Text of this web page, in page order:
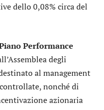
dello 0,08% circa del
Performance
degli
al management
nonché di
azionaria